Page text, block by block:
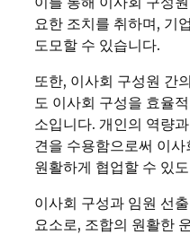
요한 조치를 취하며, 기
도모할 수 있습니다.
또한, 이사회 구성원 간
도 이사회 구성을 효율
소입니다. 개인의 역량
견을 수용함으로써 이
원활하게 협업할 수 있
이사회 구성과 임원 선
요소로, 조합의 원활한